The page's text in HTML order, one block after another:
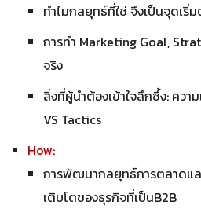
ทำไมกลยุทธ์ที่ใช่ จึงเป็นจุดเริ่
การทำ Marketing Goal,
จริง
สิ่งที่ผู้นำต้องเข้าใจลึกซึ้ง: ควา
VS Tactics
How:
การพัฒนากลยุทธ์การตลาดแล
เติบโตของธุรกิจที่เป็นB2B